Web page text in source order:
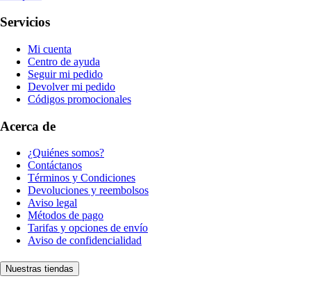
Servicios
Mi cuenta
Centro de ayuda
Seguir mi pedido
Devolver mi pedido
Códigos promocionales
Acerca de
¿Quiénes somos?
Contáctanos
Términos y Condiciones
Devoluciones y reembolsos
Aviso legal
Métodos de pago
Tarifas y opciones de envío
Aviso de confidencialidad
Nuestras tiendas